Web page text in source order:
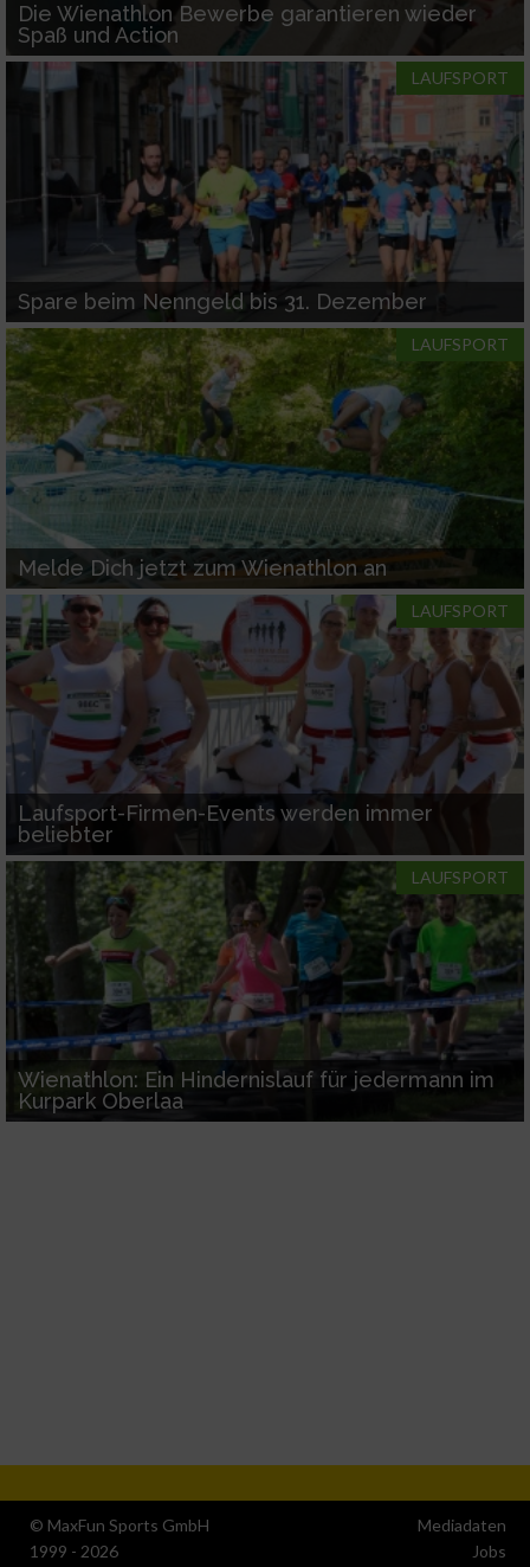
Die Wienathlon Bewerbe garantieren wieder
Spaß und Action
LAUFSPORT
Spare beim Nenngeld bis 31. Dezember
LAUFSPORT
Melde Dich jetzt zum Wienathlon an
LAUFSPORT
Laufsport-Firmen-Events werden immer
beliebter
LAUFSPORT
Wienathlon: Ein Hindernislauf für jedermann im
Kurpark Oberlaa
© MaxFun Sports GmbH
1999 - 2026
Mediadaten
Jobs